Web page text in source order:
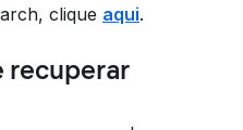
clique aqui.
recuperar